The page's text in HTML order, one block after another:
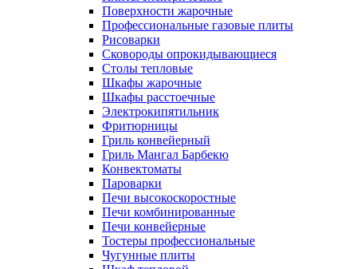
Поверхности жарочные
Профессиональные газовые плиты
Рисоварки
Сковороды опрокидывающиеся
Столы тепловые
Шкафы жарочные
Шкафы расстоечные
Электрокипятильник
Фритюрницы
Гриль конвейерный
Гриль Мангал Барбекю
Конвектоматы
Пароварки
Печи высокоскоростные
Печи комбинированные
Печи конвейерные
Тостеры профессиональные
Чугунные плиты